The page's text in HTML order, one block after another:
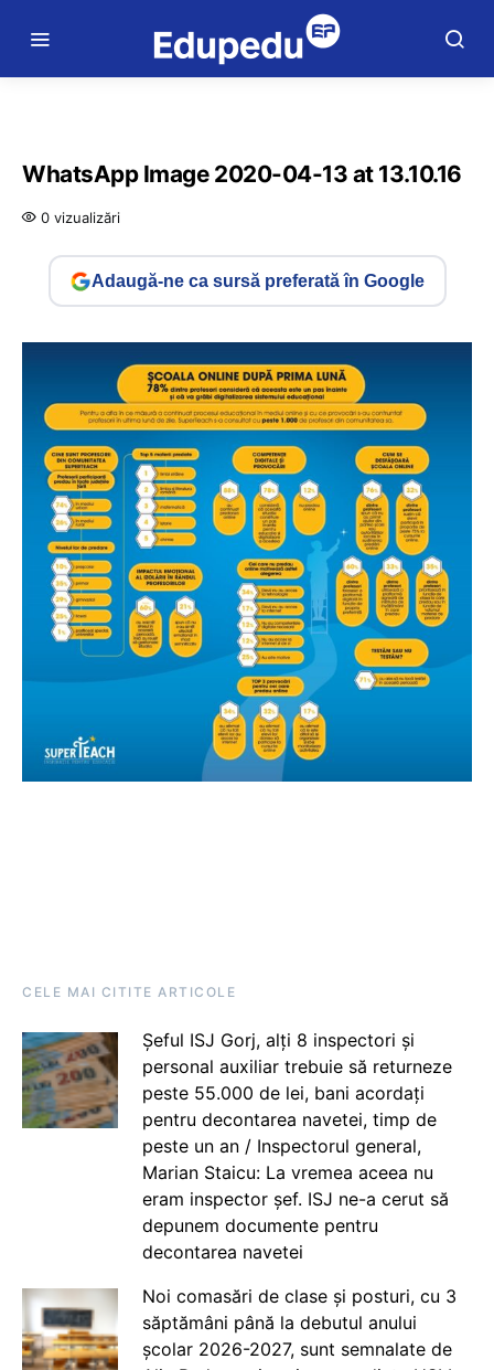
WhatsApp Image 2020-04-13 at 13.10.16
0 vizualizări
Adaugă-ne ca sursă preferată în Google
CELE MAI CITITE ARTICOLE
Șeful ISJ Gorj, alți 8 inspectori și
personal auxiliar trebuie să returneze
peste 55.000 de lei, bani acordați
pentru decontarea navetei, timp de
peste un an / Inspectorul general,
Marian Staicu: La vremea aceea nu
eram inspector șef. ISJ ne-a cerut să
depunem documente pentru
decontarea navetei
Noi comasări de clase și posturi, cu 3
săptămâni până la debutul anului
școlar 2026-2027, sunt semnalate de